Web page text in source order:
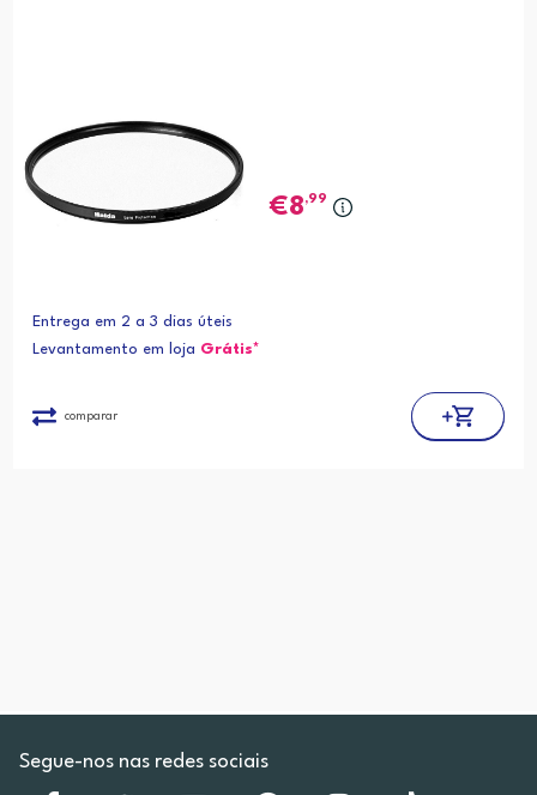
8,99
Entrega em 2 a 3 dias úteis
Levantamento em loja Grátis*
comparar
Segue-nos nas redes sociais